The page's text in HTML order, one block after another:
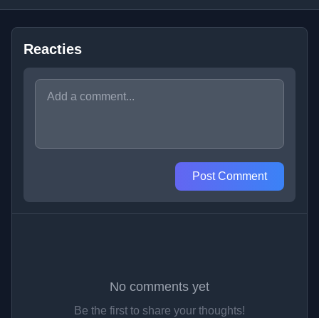
Reacties
Post Comment
No comments yet
Be the first to share your thoughts!